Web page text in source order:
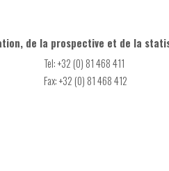
de la prospective et de la
Tel: +32 (0) 81 468 411
Fax: +32 (0) 81 468 412